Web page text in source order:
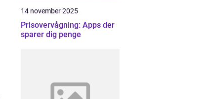
14 november 2025
Prisovervågning: Apps der
sparer dig penge